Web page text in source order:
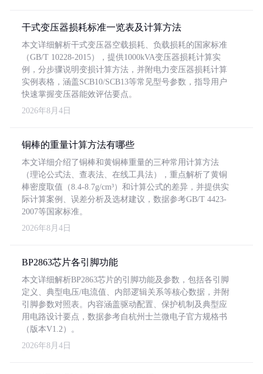
干式变压器损耗标准一览表及计算方法
本文详细解析干式变压器空载损耗、负载损耗的国家标准
（GB/T 10228-2015），提供1000kVA变压器损耗计算实
例，分步骤说明变损计算方法，并附电力变压器损耗计算
实例表格，涵盖SCB10/SCB13等常见型号参数，指导用户
快速掌握变压器能效评估要点。
2026年8月4日
铜棒的重量计算方法有哪些
本文详细介绍了铜棒和黄铜棒重量的三种常用计算方法
（理论公式法、查表法、在线工具法），重点解析了黄铜
棒密度取值（8.4-8.7g/cm³）和计算公式的差异，并提供实
际计算案例、误差分析及选材建议，数据参考GB/T 4423-
2007等国家标准。
2026年8月4日
BP2863芯片各引脚功能
本文详细解析BP2863芯片的引脚功能及参数，包括各引脚
定义、典型电压/电流值、内部逻辑关系等核心数据，并附
引脚参数对照表。内容涵盖驱动配置、保护机制及典型应
用电路设计要点，数据参考自杭州士兰微电子官方规格书
（版本V1.2）。
2026年8月4日